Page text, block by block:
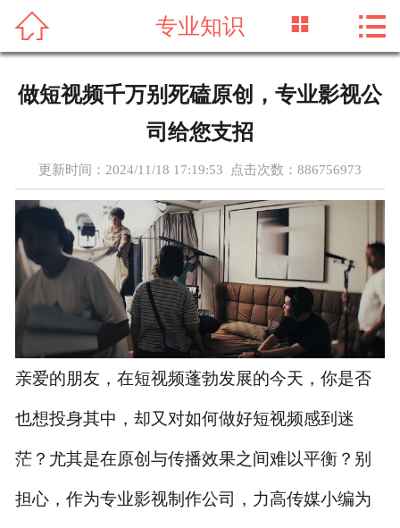
 首页
服务项目
成功案例
实力团队
联系我们
 专业知识  
做短视频千万别死磕原创，专业影视公
司给您支招
更新时间：2024/11/18 17:19:53 点击次数： 886756973
亲爱的朋友，在短视频蓬勃发展的今天，你是否
也想投身其中，却又对如何做好短视频感到迷
茫？尤其是在原创与传播效果之间难以平衡？别
担心，作为专业影视制作公司， 力高传媒小编为